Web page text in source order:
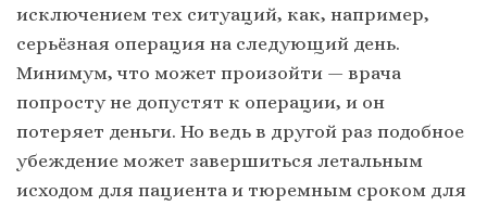
исключением тех ситуаций, как, например,
серьёзная операция на следующий день.
Минимум, что может произойти — врача
попросту не допустят к операции, и он
потеряет деньги. Но ведь в другой раз подобное
убеждение может завершиться летальным
исходом для пациента и тюремным сроком для